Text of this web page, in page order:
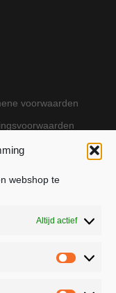
webshop te
Altijd actief
voorwaarden